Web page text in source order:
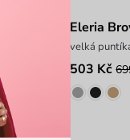
Eleria
velká
503 Kč